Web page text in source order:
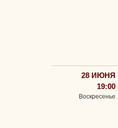
28 ИЮНЯ
19:00
Воскресенье